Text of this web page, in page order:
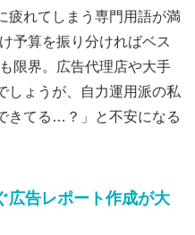
疲れてしまう専門用語が満
予算を振り分ければベス
限界。広告代理店や大手
しょうが、自力運用派の私
きてる…？」と不安になる
広告レポート作成が大